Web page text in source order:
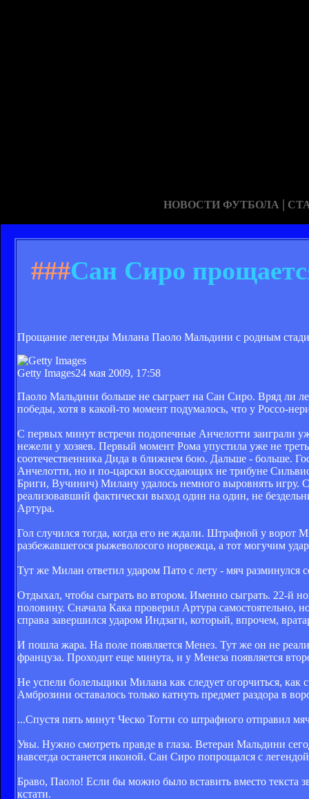
НОВОСТИ ФУТБОЛА |
###Сан Сиро
Прощание легенды Милана Паоло Мальдини с родным
Getty Images24 мая 2009, 17:58
Паоло Мальдини больше не сыграет на Сан Сиро. Вряд ли
победы, хотя в какой-то момент подумалось, что у Россо-
С первых минут встречи подопечные Анчелотти заиграли
нежели у хозяев. Первый момент Рома упустила уже не
соотечественника Дида в ближнем бою. Дальше - больше.
Анчелотти, но и по-царски восседающих не трибуне
Бриги, Вучинич) Милану удалось немного выровнять игру.
реализовавший фактически выход один на один, не
Артура.
Гол случился тогда, когда его не ждали. Штрафной у ворот
разбежавшегося рыжеволосого норвежца, а тот могучим
Тут же Милан ответил ударом Пато с лету - мяч разминулся
Отдыхал, чтобы сыграть во втором. Именно сыграть. 22-й
половину. Сначала Кака проверил Артура самостоятельно,
справа завершился ударом Индзаги, который, впрочем,
И пошла жара. На поле появляется Менез. Тут же он не
француза. Проходит еще минута, и у Менеза появляется
Не успели болельщики Милана как следует огорчиться, как
Амброзини оставалось только катнуть предмет раздора в
...Спустя пять минут Ческо Тотти со штрафного отправил
Увы. Нужно смотреть правде в глаза. Ветеран Мальдини
навсегда останется иконой. Сан Сиро попрощался с
Браво, Паоло! Если бы можно было вставить вместо текста
кстати.